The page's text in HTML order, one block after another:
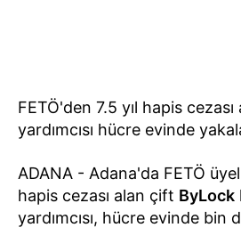
FETÖ'den 7.5 yıl hapis
yardımcısı hücre evinde
ADANA - Adana'da FETÖ
hapis cezası alan çift ByLock
yardımcısı, hücre evinde bin